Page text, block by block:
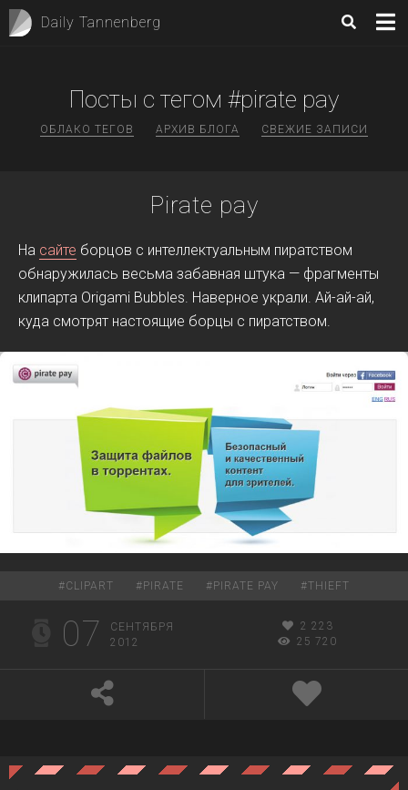
Daily Tannenberg
Посты с тегом #pirate pay
ОБЛАКО ТЕГОВ АРХИВ БЛОГА СВЕЖИЕ ЗАПИСИ
Pirate pay
На сайте борцов с интеллектуальным пиратством
обнаружилась весьма забавная штука — фрагменты
клипарта Origami Bubbles. Наверное украли. Ай-ай-ай,
куда смотрят настоящие борцы с пиратством.
#CLIPART # PIRATE # PIRATE PAY #THIEFT
07
СЕНТЯБРЯ
2012
2 223
25 720